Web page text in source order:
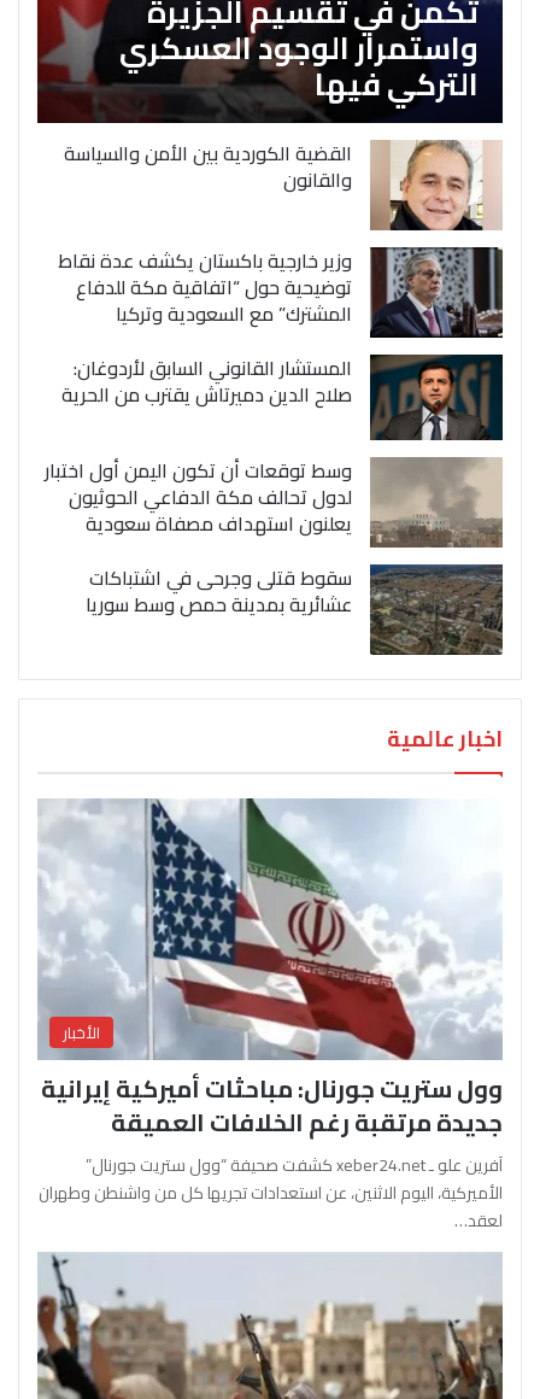
واستمرار الوجود العسكري
التركي فيها
القضية الكوردية بين الأمن والسياسة
والقانون
وزير خارجية باكستان يكشف عدة نقاط
توضيحية حول “اتفاقية مكة للدفاع
المشترك” مع السعودية وتركيا
المستشار القانوني السابق لأردوغان:
صلاح الدين دميرتاش يقترب من الحرية
وسط توقعات أن تكون اليمن أول اختبار
لدول تحالف مكة الدفاعي الحوثيون
يعلنون استهداف مصفاة سعودية
سقوط قتلى وجرحى في اشتباكات
عشائرية بمدينة حمص وسط سوريا
اخبار عالمية
الأخبار
وول ستريت جورنال: مباحثات أميركية إيرانية
جديدة مرتقبة رغم الخلافات العميقة
آفرين علو ـ xeber24.net كشفت صحيفة “وول ستريت جورنال”
الأميركية، اليوم الاثنين، عن استعدادات تجريها كل من واشنطن وطهران
لعقد…